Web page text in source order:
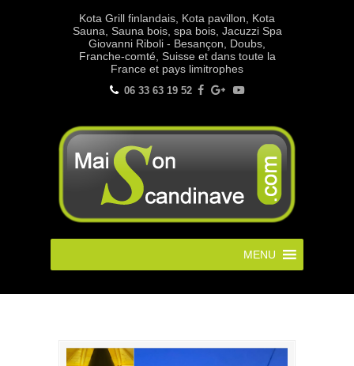
Kota Grill finlandais, Kota pavillon, Kota
Sauna, Sauna bois, spa bois, Jacuzzi Spa
Giovanni Riboli - Besançon, Doubs,
Franche-comté, Suisse et dans toute la
France et pays limitrophes
06 33 63 19 52
MENU